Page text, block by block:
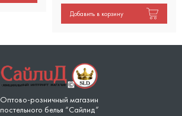
Добавить в корзину
Оптово-розничный магазин
постельного белья “Сайлид”